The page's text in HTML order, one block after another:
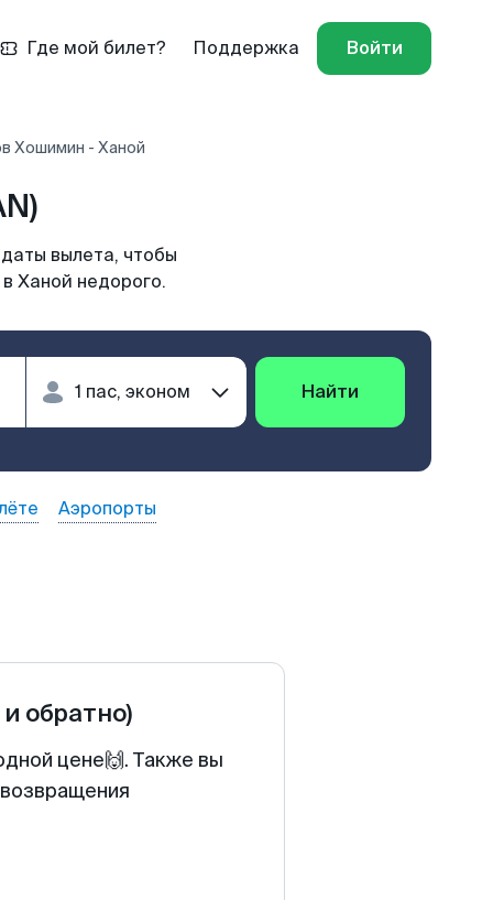
Где мой билет? Поддержка Войти
Хошимин - Ханой
вылета, чтобы
Ханой недорого.
Найти
Аэропорты
обратно)
цене🙌. Также вы